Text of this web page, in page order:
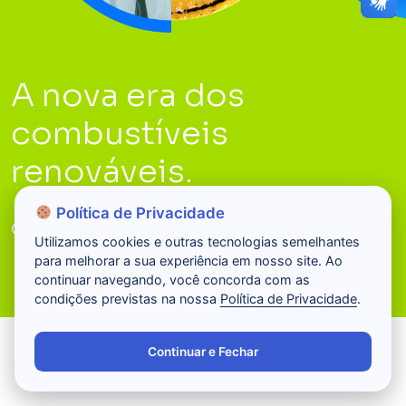
A nova era dos
combustíveis
renováveis.
Conheça a Acelen Renováveis
Política de Privacidade
Utilizamos cookies e outras tecnologias semelhantes
para melhorar a sua experiência em nosso site. Ao
continuar navegando, você concorda com as
condições previstas na nossa Política de Privacidade.
Continuar e Fechar